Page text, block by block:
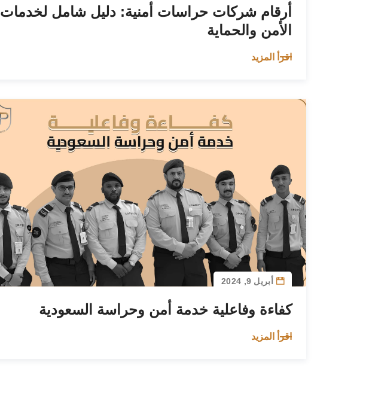
أرقام شركات حراسات أمنية: دليل شامل لخدمات
الأمن والحماية
اقرأ المزيد
أبريل 9, 2024
كفاءة وفاعلية خدمة أمن وحراسة السعودية
اقرأ المزيد